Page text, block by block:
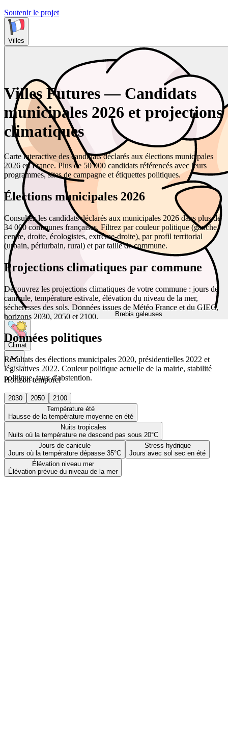
Soutenir le projet
Villes
Brebis galeuses
Climat
Horizon temporel
2030 2050
2100
Température été
Hausse de la température moyenne en été
Nuits tropicales
Nuits où la température ne descend pas sous 20°C
Jours de canicule
Jours où la température dépasse 35°C
Stress hydrique
Jours avec sol sec en été
Élévation niveau mer
Élévation prévue du niveau de la mer
Villes Futures — Candidats
municipales 2026 et projections
climatiques
Carte interactive des candidats déclarés aux élections municipales
2026 en France. Plus de 50 000 candidats référencés avec leurs
programmes, sites de campagne et étiquettes politiques.
Élections municipales 2026
Consultez les candidats déclarés aux municipales 2026 dans plus de
34 000 communes françaises. Filtrez par couleur politique (gauche,
centre, droite, écologistes, extrême-droite), par profil territorial
(urbain, périurbain, rural) et par taille de commune.
Projections climatiques par commune
Découvrez les projections climatiques de votre commune : jours de
canicule, température estivale, élévation du niveau de la mer,
sécheresses des sols. Données issues de Météo France et du GIEC,
horizons 2030, 2050 et 2100.
Données politiques
Résultats des élections municipales 2020, présidentielles 2022 et
législatives 2022. Couleur politique actuelle de la mairie, stabilité
politique, taux d'abstention.